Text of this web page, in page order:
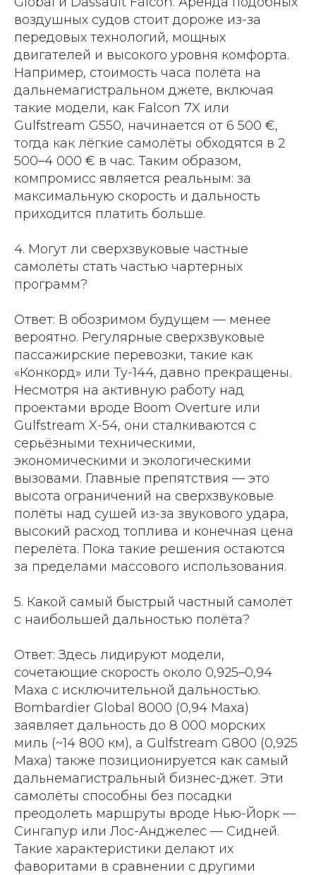
воздушных судов стоит дороже из-за
передовых технологий, мощных
двигателей и высокого уровня комфорта.
Например, стоимость часа полёта на
дальнемагистральном джете, включая
такие модели, как Falcon 7X или
Gulfstream G550, начинается от 6 500 €,
тогда как лёгкие самолёты обходятся в 2
500–4 000 € в час. Таким образом,
компромисс является реальным: за
максимальную скорость и дальность
приходится платить больше.
4. Могут ли сверхзвуковые частные
самолёты стать частью чартерных
программ?
Ответ: В обозримом будущем — менее
вероятно. Регулярные сверхзвуковые
пассажирские перевозки, такие как
«Конкорд» или Ту-144, давно прекращены.
Несмотря на активную работу над
проектами вроде Boom Overture или
Gulfstream X-54, они сталкиваются с
серьёзными техническими,
экономическими и экологическими
вызовами. Главные препятствия — это
высота ограничений на сверхзвуковые
полёты над сушей из-за звукового удара,
высокий расход топлива и конечная цена
перелёта. Пока такие решения остаются
за пределами массового использования.
5. Какой самый быстрый частный самолёт
с наибольшей дальностью полёта?
Ответ: Здесь лидируют модели,
сочетающие скорость около 0,925–0,94
Маха с исключительной дальностью.
Bombardier Global 8000 (0,94 Маха)
заявляет дальность до 8 000 морских
миль (~14 800 км), а Gulfstream G800 (0,925
Маха) также позиционируется как самый
дальнемагистральный бизнес-джет. Эти
самолёты способны без посадки
преодолеть маршруты вроде Нью-Йорк —
Сингапур или Лос-Анджелес — Сидней.
Такие характеристики делают их
фаворитами в сравнении с другими